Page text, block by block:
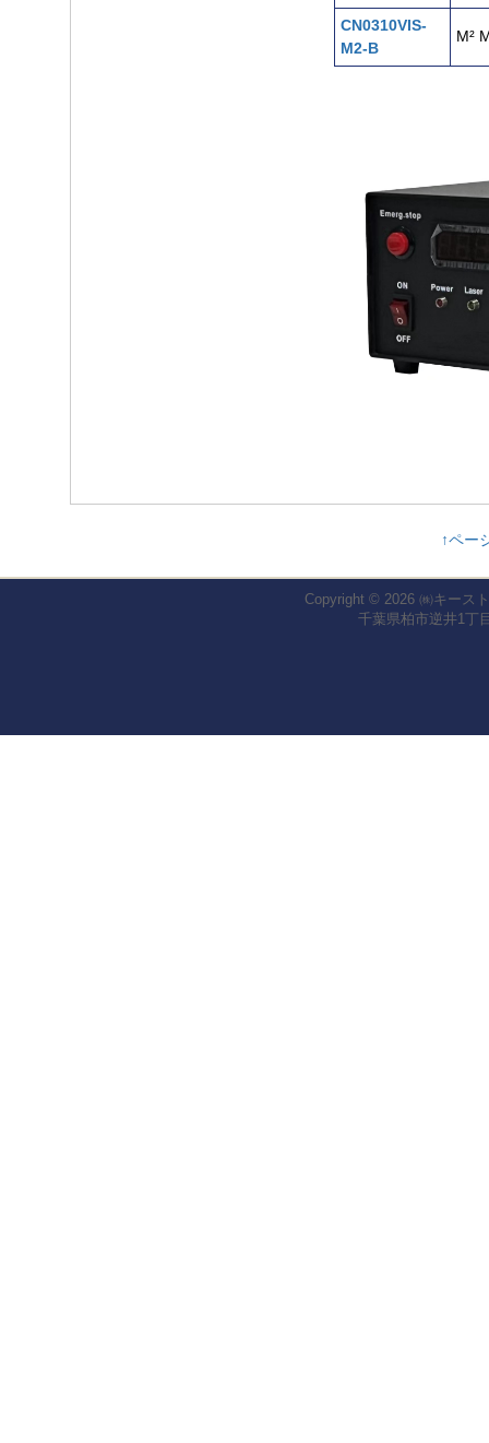
CN0310VIS-
M2-B
M²
↑ペー
Copyright © 2026 ㈱キース
千葉県柏市逆井1丁